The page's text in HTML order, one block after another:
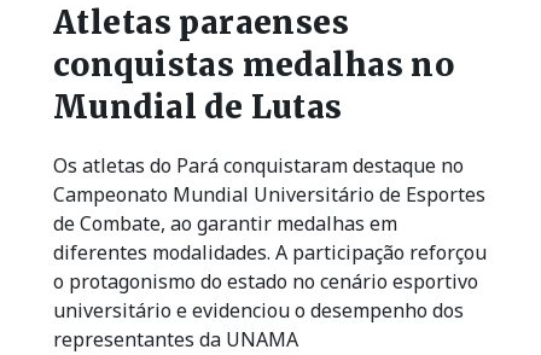
Atletas paraenses
conquistas medalhas no
Mundial de Lutas
Os atletas do Pará conquistaram destaque no
Campeonato Mundial Universitário de Esportes
de Combate, ao garantir medalhas em
diferentes modalidades. A participação reforçou
o protagonismo do estado no cenário esportivo
universitário e evidenciou o desempenho dos
representantes da UNAMA